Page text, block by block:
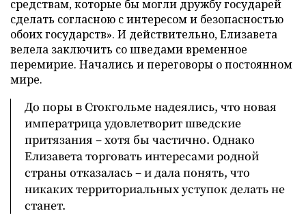
средствам, которые бы могли дружбу государей
сделать согласною с интересом и безопасностью
обоих государств». И действительно, Елизавета
велела заключить со шведами временное
перемирие. Начались и переговоры о постоянном
мире.
До поры в Стокгольме надеялись, что новая
императрица удовлетворит шведские
притязания – хотя бы частично. Однако
Елизавета торговать интересами родной
страны отказалась – и дала понять, что
никаких территориальных уступок делать не
станет.